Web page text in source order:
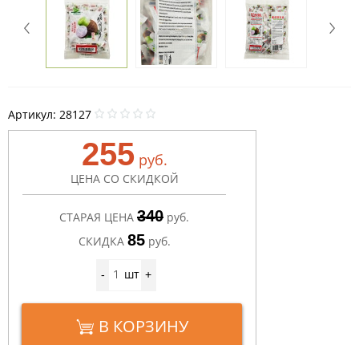
Артикул: 28127
255 руб.
ЦЕНА СО СКИДКОЙ
СТАРАЯ ЦЕНА 340 руб.
СКИДКА 85 руб.
- шт +
В КОРЗИНУ